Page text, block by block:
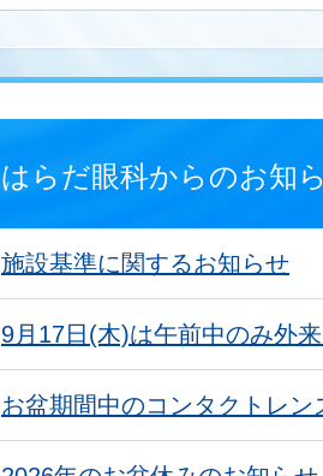
はらだ眼科からのお知
施設基準に関するお知らせ
9月17日(木)は午前中のみ外
お盆期間中のコンタクトレン